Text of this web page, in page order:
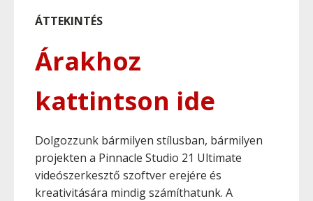
ÁTTEKINTÉS
Árakhoz
kattintson ide
Dolgozzunk bármilyen stílusban, bármilyen
projekten a Pinnacle Studio 21 Ultimate
videószerkesztő szoftver erejére és
kreativitására mindig számíthatunk. A